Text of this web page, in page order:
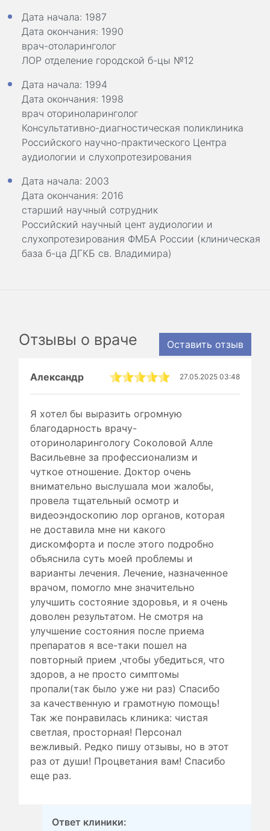
Дата начала: 1987
Дата окончания: 1990
врач-отоларинголог
ЛОР отделение городской б-цы №12
Дата начала: 1994
Дата окончания: 1998
врач оториноларинголог
Консультативно-диагностическая поликлиника
Российского научно-практического Центра
аудиологии и слухопротезирования
Дата начала: 2003
Дата окончания: 2016
старший научный сотрудник
Российский научный цент аудиологии и
слухопротезирования ФМБА России (клиническая
база б-ца ДГКБ св. Владимира)
Отзывы о враче Оставить отзыв
Александр 27.05.2025 03:48
Я хотел бы выразить огромную
благодарность врачу-
оториноларингологу Соколовой Алле
Васильевне за профессионализм и
чуткое отношение. Доктор очень
внимательно выслушала мои жалобы,
провела тщательный осмотр и
видеоэндоскопию лор органов, которая
не доставила мне ни какого
дискомфорта и после этого подробно
объяснила суть моей проблемы и
варианты лечения. Лечение, назначенное
врачом, помогло мне значительно
улучшить состояние здоровья, и я очень
доволен результатом. Не смотря на
улучшение состояния после приема
препаратов я все-таки пошел на
повторный прием ,чтобы убедиться, что
здоров, а не просто симптомы
пропали(так было уже ни раз) Спасибо
за качественную и грамотную помощь!
Так же понравилась клиника: чистая
светлая, просторная! Персонал
вежливый. Редко пишу отзывы, но в этот
раз от души! Процветания вам! Спасибо
еще раз.
Ответ клиники: